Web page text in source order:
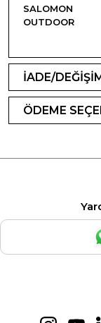
SALOMON
OUTDOOR
İADE/
ÖDEME